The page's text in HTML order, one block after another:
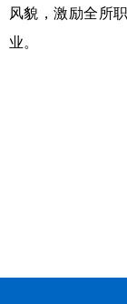
风貌，激励全所
业。